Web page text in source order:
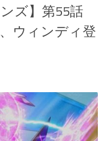
ンズ】第55話
ウィンディ登